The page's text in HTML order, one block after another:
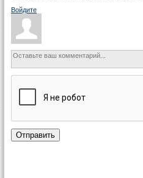
Войдите
Отправить